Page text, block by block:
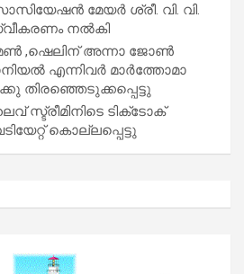
മേയർ ശ്രീ. വി. വി.
നൽകി
,ഷെലിന് അന്നാ ജോൺ
എന്നിവർ മാർത്തോമാ
തിരഞ്ഞെടുക്കപ്പെട്ടു
സ്ട്രീമിനിടെ ടിക്‌ടോക്
കൊല്ലപ്പെട്ടു